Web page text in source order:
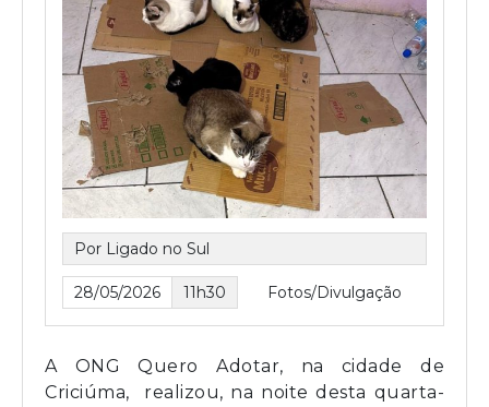
Por Ligado no Sul
28/05/2026 11h30 Fotos/Divulgação
A ONG Quero Adotar, na cidade de
Criciúma, realizou, na noite desta quarta-